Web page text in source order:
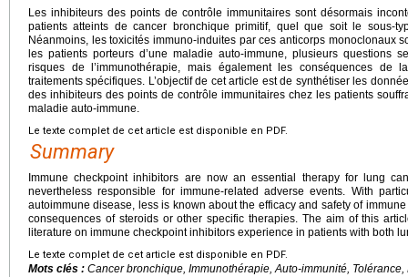
Les inhibiteurs des points de contrôle immunitaires sont désormais
patients atteints de cancer bronchique primitif, quel que soit le sous-
Néanmoins, les toxicités immuno-induites par ces anticorps monoclonaux
les patients porteurs d’une maladie auto-immune, plusieurs questions
risques de l’immunothérapie, mais également les conséquences de
traitements spécifiques. L’objectif de cet article est de synthétiser les
des inhibiteurs des points de contrôle immunitaires chez les patients
maladie auto-immune.
Le texte complet de cet article est disponible en PDF.
Summary
Immune checkpoint inhibitors are now an essential therapy for lung
nevertheless responsible for immune-related adverse events. With
autoimmune disease, less is known about the efficacy and safety of
consequences of steroids or other specific therapies. The aim of this
literature on immune checkpoint inhibitors experience in patients with both
Le texte complet de cet article est disponible en PDF.
Mots clés : Cancer bronchique, Immunothérapie, Auto-immunité, Tolérance,